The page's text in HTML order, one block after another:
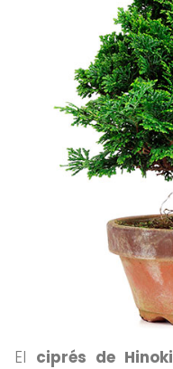
El ciprés de Hinoki